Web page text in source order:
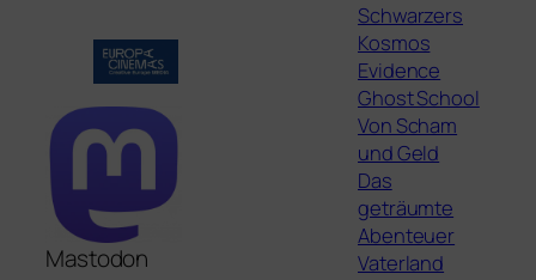
Mastodon
Schwarzers
Kosmos
Evidence
Ghost School
Von Scham
und Geld
Das
geträumte
Abenteuer
Vaterland